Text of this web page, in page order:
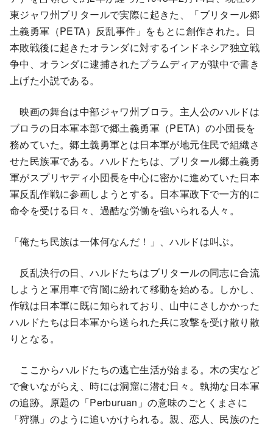
東ジャワ州ブリタールで実際に起きた、「ブリタール郷
土義勇軍（PETA）反乱事件」をもとに創作された。日
本敗戦後に起きたオランダに対するインドネシア独立戦
争中、オランダに逮捕されたプラムディアが獄中で書き
上げた小説である。
映画の舞台は中部ジャワ州ブロラ。主人公のハルドは
ブロラの日本軍本部で郷土義勇軍（PETA）の小団長を
務めていた。郷土義勇軍とは日本軍が地元住民で組織さ
せた民族軍である。ハルドたちは、ブリタール郷土義勇
軍がスプリヤディ小団長を中心に密かに進めていた日本
軍反乱作戦に参画しようとする。日本軍政下で一方的に
命令を受ける日々、過酷な労働を強いられる人々。
「俺たち民族は一体何なんだ！」、ハルドは叫ぶ。
反乱決行の日、ハルドたちはブリタールの同志に合流
しようと軍用車で宵闇に紛れて移動を始める。しかし、
作戦は日本軍に既に知られており、山中にさしかかった
ハルドたちは日本軍から送られた兵に攻撃を受け散り散
りとなる。
ここからハルドたちの逃亡生活が始まる。木の実など
で食いながらえ、時には洞窟に潜む日々。執拗な日本軍
の追跡。原題の「Perburuan」の意味のごとくまさに
「狩猟」のように追いかけられる。親、恋人、民族のた